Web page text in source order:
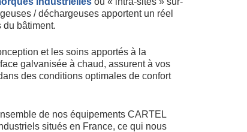
/ déchargeuses apportent un réel
du bâtiment.
et les soins apportés à la
galvanisée à chaud, assurent à vos
des conditions optimales de confort
de nos équipements CARTEL
situés en France, ce qui nous